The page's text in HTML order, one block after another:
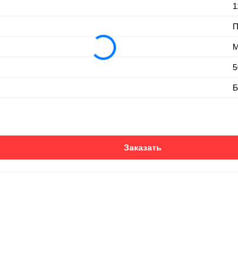
Заказать